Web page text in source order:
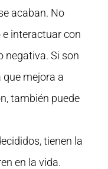
acaban. No
e interactuar con
negativa. Si son
que mejora a
también puede
tienen la
en la vida.